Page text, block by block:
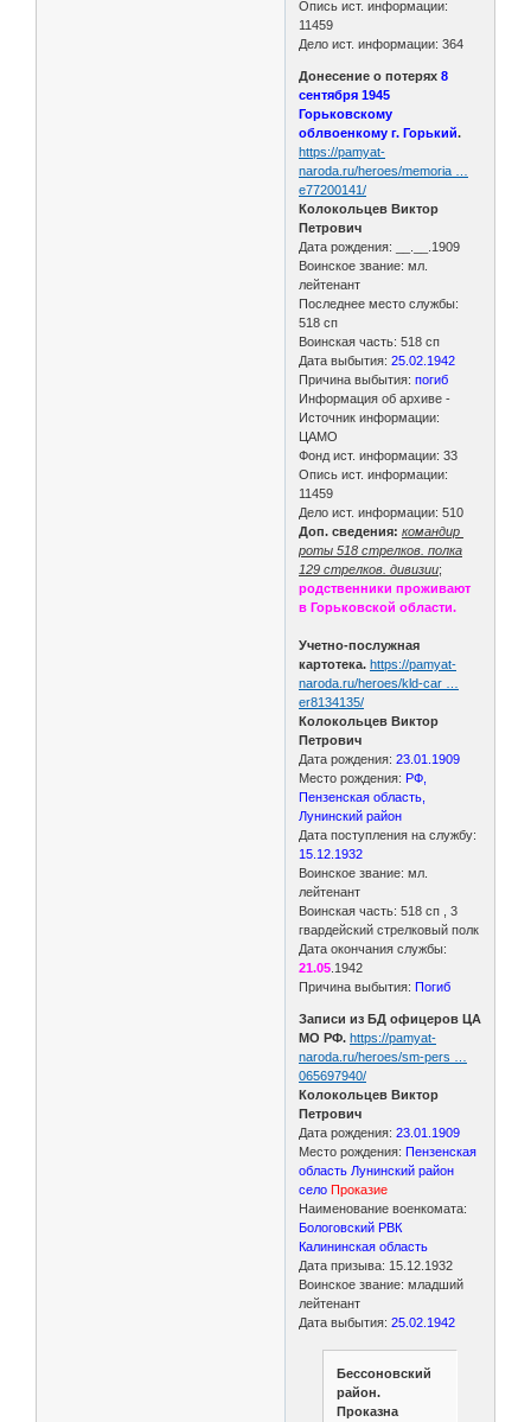
Опись ист. информации:
11459
Дело ист. информации: 364
Донесение о потерях8
сентября 1945
Горьковскому
облвоенкому г. Горький.
https://pamyat-
naroda.ru/heroes/memoria …
e77200141/
Колокольцев Виктор
Петрович
Дата рождения: __.__.1909
Воинское звание: мл.
лейтенант
Последнее место службы:
518 сп
Воинская часть: 518 сп
Дата выбытия:25.02.1942
Причина выбытия:погиб
Информация об архиве -
Источник информации:
ЦАМО
Фонд ист. информации: 33
Опись ист. информации:
11459
Дело ист. информации: 510
Доп. сведения: командир
роты 518 стрелков. полка
129 стрелков. дивизии;
родственники проживают
в Горьковской области.
Учетно-послужная
картотека. https://pamyat-
naroda.ru/heroes/kld-car …
er8134135/
Колокольцев Виктор
Петрович
Дата рождения: 23.01.1909
Место рождения: РФ,
Пензенская область,
Лунинский район
Дата поступления на службу:
15.12.1932
Воинское звание: мл.
лейтенант
Воинская часть: 518 сп , 3
гвардейский стрелковый полк
Дата окончания службы:
21.05 .1942
Причина выбытия:Погиб
Записи из БД офицеров ЦА
МО РФ. https://pamyat-
naroda.ru/heroes/sm-pers …
065697940/
Колокольцев Виктор
Петрович
Дата рождения:23.01.1909
Место рождения:Пензенская
область Лунинский район
село Проказие
Наименование военкомата:
Бологовский РВК
Калининская область
Дата призыва: 15.12.1932
Воинское звание: младший
лейтенант
Дата выбытия:25.02.1942
Бессоновский
район.
Проказна